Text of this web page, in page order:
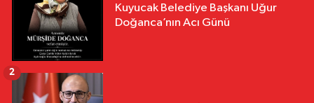
Kuyucak Belediye Başkanı Uğur
Doğanca’nın Acı Günü
2